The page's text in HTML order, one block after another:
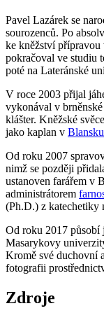
Pavel Lazárek se
sourozenců. Po
ke kněžství
pokračoval ve studiu
poté na Lateránské
V roce 2003 přijal
vykonával v
klášter. Kněžské
jako kaplan v Blansku
Od roku 2007
nimž se později
ustanoven farářem v
administrátorem
(Ph.D.) z katechetiky
Od roku 2017 působí
Masarykovy
Kromě své duchovní
fotografii
Zdroje